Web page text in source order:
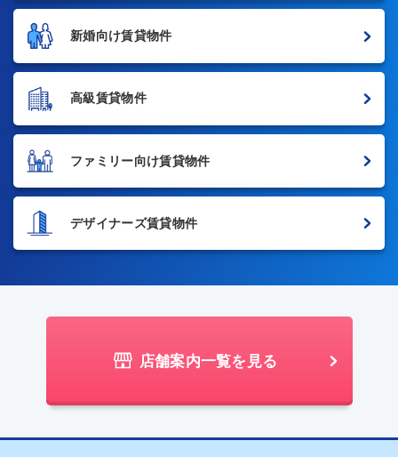
新婚向け賃貸物件
高級賃貸物件
ファミリー向け賃貸物件
デザイナーズ賃貸物件
店舗案内一覧を見る